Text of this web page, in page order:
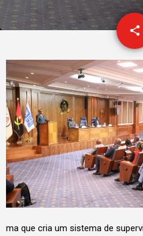
share
email
ma que cria um sistema de